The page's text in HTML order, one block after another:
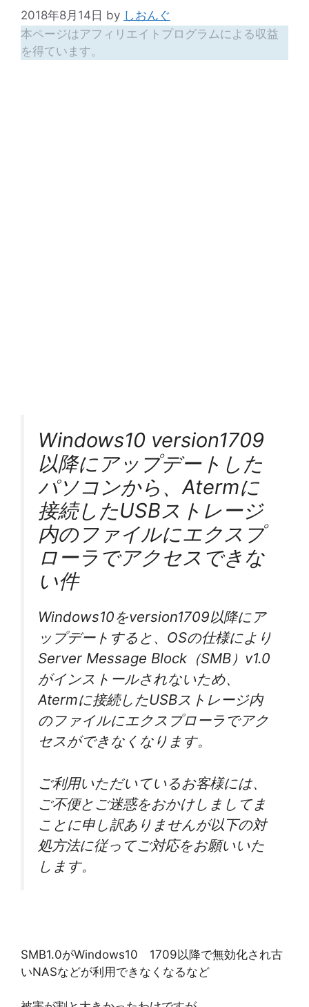
2018年8月14日 by しおんぐ
本ページはアフィリエイトプログラムによる収益
を得ています。
Windows10 version1709
以降にアップデートした
パソコンから、Atermに
接続したUSBストレージ
内のファイルにエクスプ
ローラでアクセスできな
い件
Windows10をversion1709以降にア
ップデートすると、OSの仕様により
Server Message Block（SMB）v1.0
がインストールされないため、
Atermに接続したUSBストレージ内
のファイルにエクスプローラでアク
セスができなくなります。
ご利用いただいているお客様には、
ご不便とご迷惑をおかけしましてま
ことに申し訳ありませんが以下の対
処方法に従ってご対応をお願いいた
します。
SMB1.0がWindows10 1709以降で無効化され古
いNASなどが利用できなくなるなど